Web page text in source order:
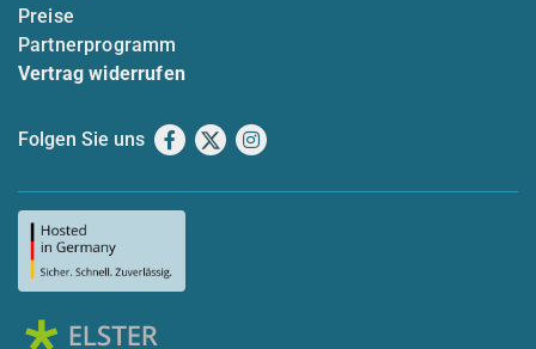
Preise
Partnerprogramm
Vertrag widerrufen
Folgen Sie uns Facebook
X Instagram